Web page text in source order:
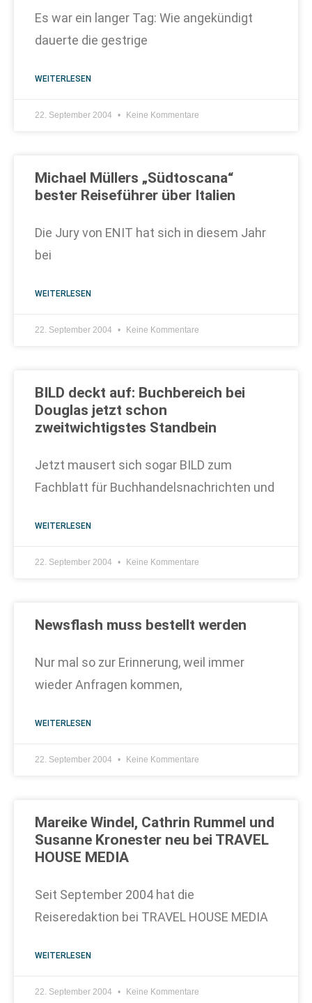
Es war ein langer Tag: Wie angekündigt
dauerte die gestrige
WEITERLESEN
22. September 2004 Keine Kommentare
Michael Müllers „Südtoscana“
bester Reiseführer über Italien
Die Jury von ENIT hat sich in diesem Jahr
bei
WEITERLESEN
22. September 2004 Keine Kommentare
BILD deckt auf: Buchbereich bei
Douglas jetzt schon
zweitwichtigstes Standbein
Jetzt mausert sich sogar BILD zum
Fachblatt für Buchhandelsnachrichten und
WEITERLESEN
22. September 2004 Keine Kommentare
Newsflash muss bestellt werden
Nur mal so zur Erinnerung, weil immer
wieder Anfragen kommen,
WEITERLESEN
22. September 2004 Keine Kommentare
Mareike Windel, Cathrin Rummel und
Susanne Kronester neu bei TRAVEL
HOUSE MEDIA
Seit September 2004 hat die
Reiseredaktion bei TRAVEL HOUSE MEDIA
WEITERLESEN
22. September 2004 Keine Kommentare